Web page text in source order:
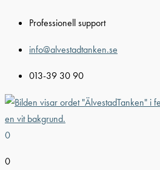
innehåll
Professionell support
info@alvestadtanken.se
013-39 30 90
0
0